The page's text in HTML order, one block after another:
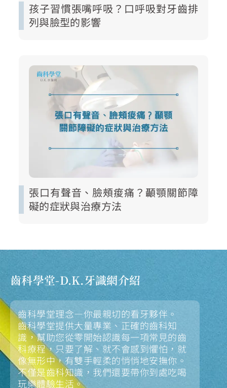
孩子習慣張嘴呼吸？口呼吸對牙齒排
列與臉型的影響
張口有聲音、臉頰痠痛？顳顎關節障
礙的症狀與治療方法
齒科學堂-D.K.牙識網介紹
齒科學堂理念—你最親切的看牙夥伴。
齒科學堂提供大量專業、正確的齒科知
識，幫助您從零開始認識每一項常見的齒
科療程，只要了解、就不會感到懼怕，就
像無形中，有雙手輕柔的悄悄地安撫你。
不僅是齒科知識，我們還要帶你到處吃喝
玩樂體驗生活。